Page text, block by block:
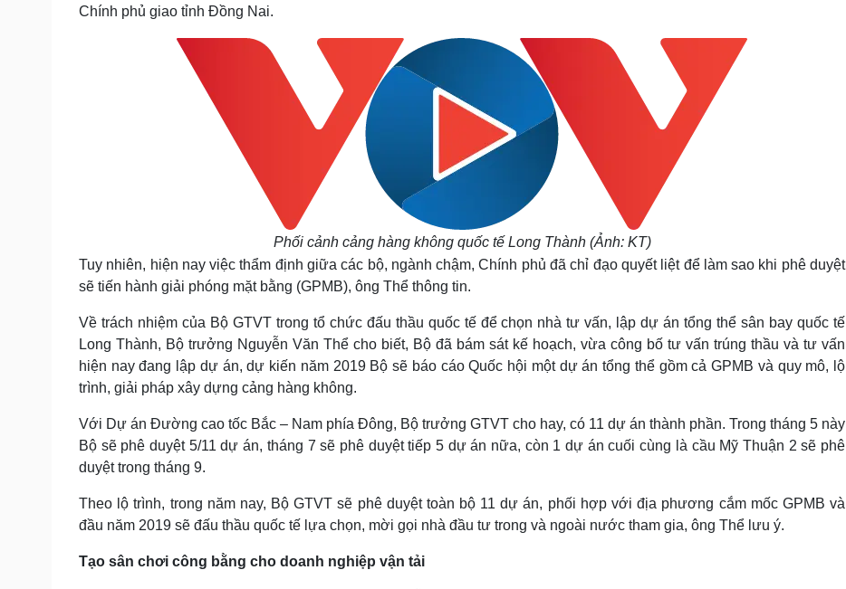
Chính phủ giao tỉnh Đồng Nai.
Phối cảnh cảng hàng không quốc tế Long Thành (Ảnh: KT)
Tuy nhiên, hiện nay việc thẩm định giữa các bộ, ngành chậm, Chính phủ đã chỉ đạo quyết liệt để làm sao khi phê duyệt
sẽ tiến hành giải phóng mặt bằng (GPMB), ông Thể thông tin.
Về trách nhiệm của Bộ GTVT trong tổ chức đấu thầu quốc tế để chọn nhà tư vấn, lập dự án tổng thể sân bay quốc tế
Long Thành, Bộ trưởng Nguyễn Văn Thể cho biết, Bộ đã bám sát kế hoạch, vừa công bố tư vấn trúng thầu và tư vấn
hiện nay đang lập dự án, dự kiến năm 2019 Bộ sẽ báo cáo Quốc hội một dự án tổng thể gồm cả GPMB và quy mô, lộ
trình, giải pháp xây dựng cảng hàng không.
Với Dự án Đường cao tốc Bắc – Nam phía Đông, Bộ trưởng GTVT cho hay, có 11 dự án thành phần. Trong tháng 5 này
Bộ sẽ phê duyệt 5/11 dự án, tháng 7 sẽ phê duyệt tiếp 5 dự án nữa, còn 1 dự án cuối cùng là cầu Mỹ Thuận 2 sẽ phê
duyệt trong tháng 9.
Theo lộ trình, trong năm nay, Bộ GTVT sẽ phê duyệt toàn bộ 11 dự án, phối hợp với địa phương cắm mốc GPMB và
đầu năm 2019 sẽ đấu thầu quốc tế lựa chọn, mời gọi nhà đầu tư trong và ngoài nước tham gia, ông Thể lưu ý.
Tạo sân chơi công bằng cho doanh nghiệp vận tải